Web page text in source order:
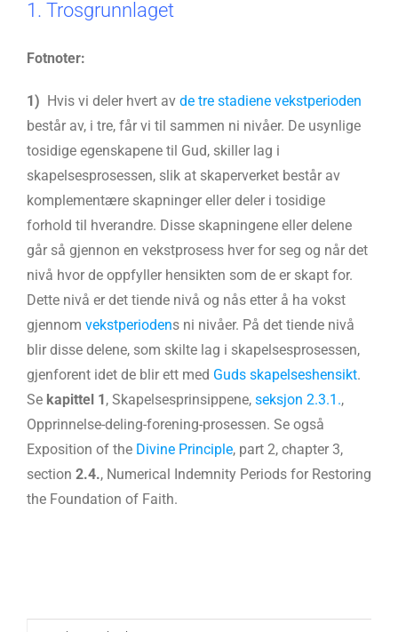
1. Trosgrunnlaget
Fotnoter:
1) Hvis vi deler hvert av de tre stadiene vekstperioden
består av, i tre, får vi til sammen ni nivåer. De usynlige
tosidige egenskapene til Gud, skiller lag i
skapelsesprosessen, slik at skaperverket består av
komplementære skapninger eller deler i tosidige
forhold til hverandre. Disse skapningene eller delene
går så gjennon en vekstprosess hver for seg og når det
nivå hvor de oppfyller hensikten som de er skapt for.
Dette nivå er det tiende nivå og nås etter å ha vokst
gjennom vekstperiodens ni nivåer. På det tiende nivå
blir disse delene, som skilte lag i skapelsesprosessen,
gjenforent idet de blir ett med Guds skapelseshensikt.
Se kapittel 1 , Skapelsesprinsippene, seksjon 2.3.1.,
Opprinnelse-deling-forening-prosessen. Se også
Exposition of the Divine Principle, part 2, chapter 3,
section 2.4., Numerical Indemnity Periods for Restoring
the Foundation of Faith.